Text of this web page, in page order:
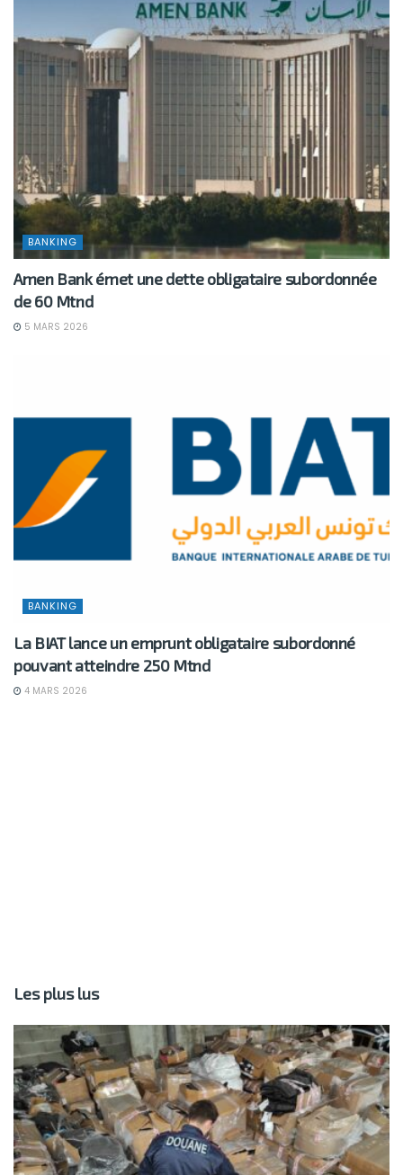
BANKING
Amen Bank émet une dette obligataire subordonnée
de 60 Mtnd
5 MARS 2026
BANKING
La BIAT lance un emprunt obligataire subordonné
pouvant atteindre 250 Mtnd
4 MARS 2026
Les plus lus